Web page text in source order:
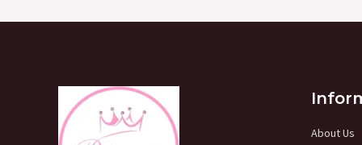
About Us